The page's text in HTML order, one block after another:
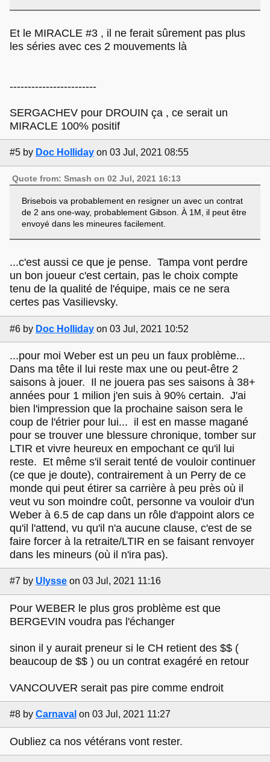
Et le MIRACLE #3 , il ne ferait sûrement pas plus
les séries avec ces 2 mouvements là
------------------------
SERGACHEV pour DROUIN ça , ce serait un
MIRACLE 100% positif
#5 by Doc Holliday on 03 Jul, 2021 08:55
Quote from: Smash on 02 Jul, 2021 16:13
Brisebois va probablement en resigner un avec un contrat
de 2 ans one-way, probablement Gibson. À 1M, il peut être
envoyé dans les mineures facilement.
...c'est aussi ce que je pense. Tampa vont perdre
un bon joueur c'est certain, pas le choix compte
tenu de la qualité de l'équipe, mais ce ne sera
certes pas Vasilievsky.
#6 by Doc Holliday on 03 Jul, 2021 10:52
...pour moi Weber est un peu un faux problème...
Dans ma tête il lui reste max une ou peut-être 2
saisons à jouer. Il ne jouera pas ses saisons à 38+
années pour 1 milion j'en suis à 90% certain. J'ai
bien l'impression que la prochaine saison sera le
coup de l'étrier pour lui... il est en masse magané
pour se trouver une blessure chronique, tomber sur
LTIR et vivre heureux en empochant ce qu'il lui
reste. Et même s'il serait tenté de vouloir continuer
(ce que je doute), contrairement à un Perry de ce
monde qui peut étirer sa carrière à peu près où il
veut vu son moindre coût, personne va vouloir d'un
Weber à 6.5 de cap dans un rôle d'appoint alors ce
qu'il l'attend, vu qu'il n'a aucune clause, c'est de se
faire forcer à la retraite/LTIR en se faisant renvoyer
dans les mineurs (où il n'ira pas).
#7 by Ulysse on 03 Jul, 2021 11:16
Pour WEBER le plus gros problème est que
BERGEVIN voudra pas l'échanger
sinon il y aurait preneur si le CH retient des $$ (
beaucoup de $$ ) ou un contrat exagéré en retour
VANCOUVER serait pas pire comme endroit
#8 by Carnaval on 03 Jul, 2021 11:27
Oubliez ca nos vétérans vont rester.